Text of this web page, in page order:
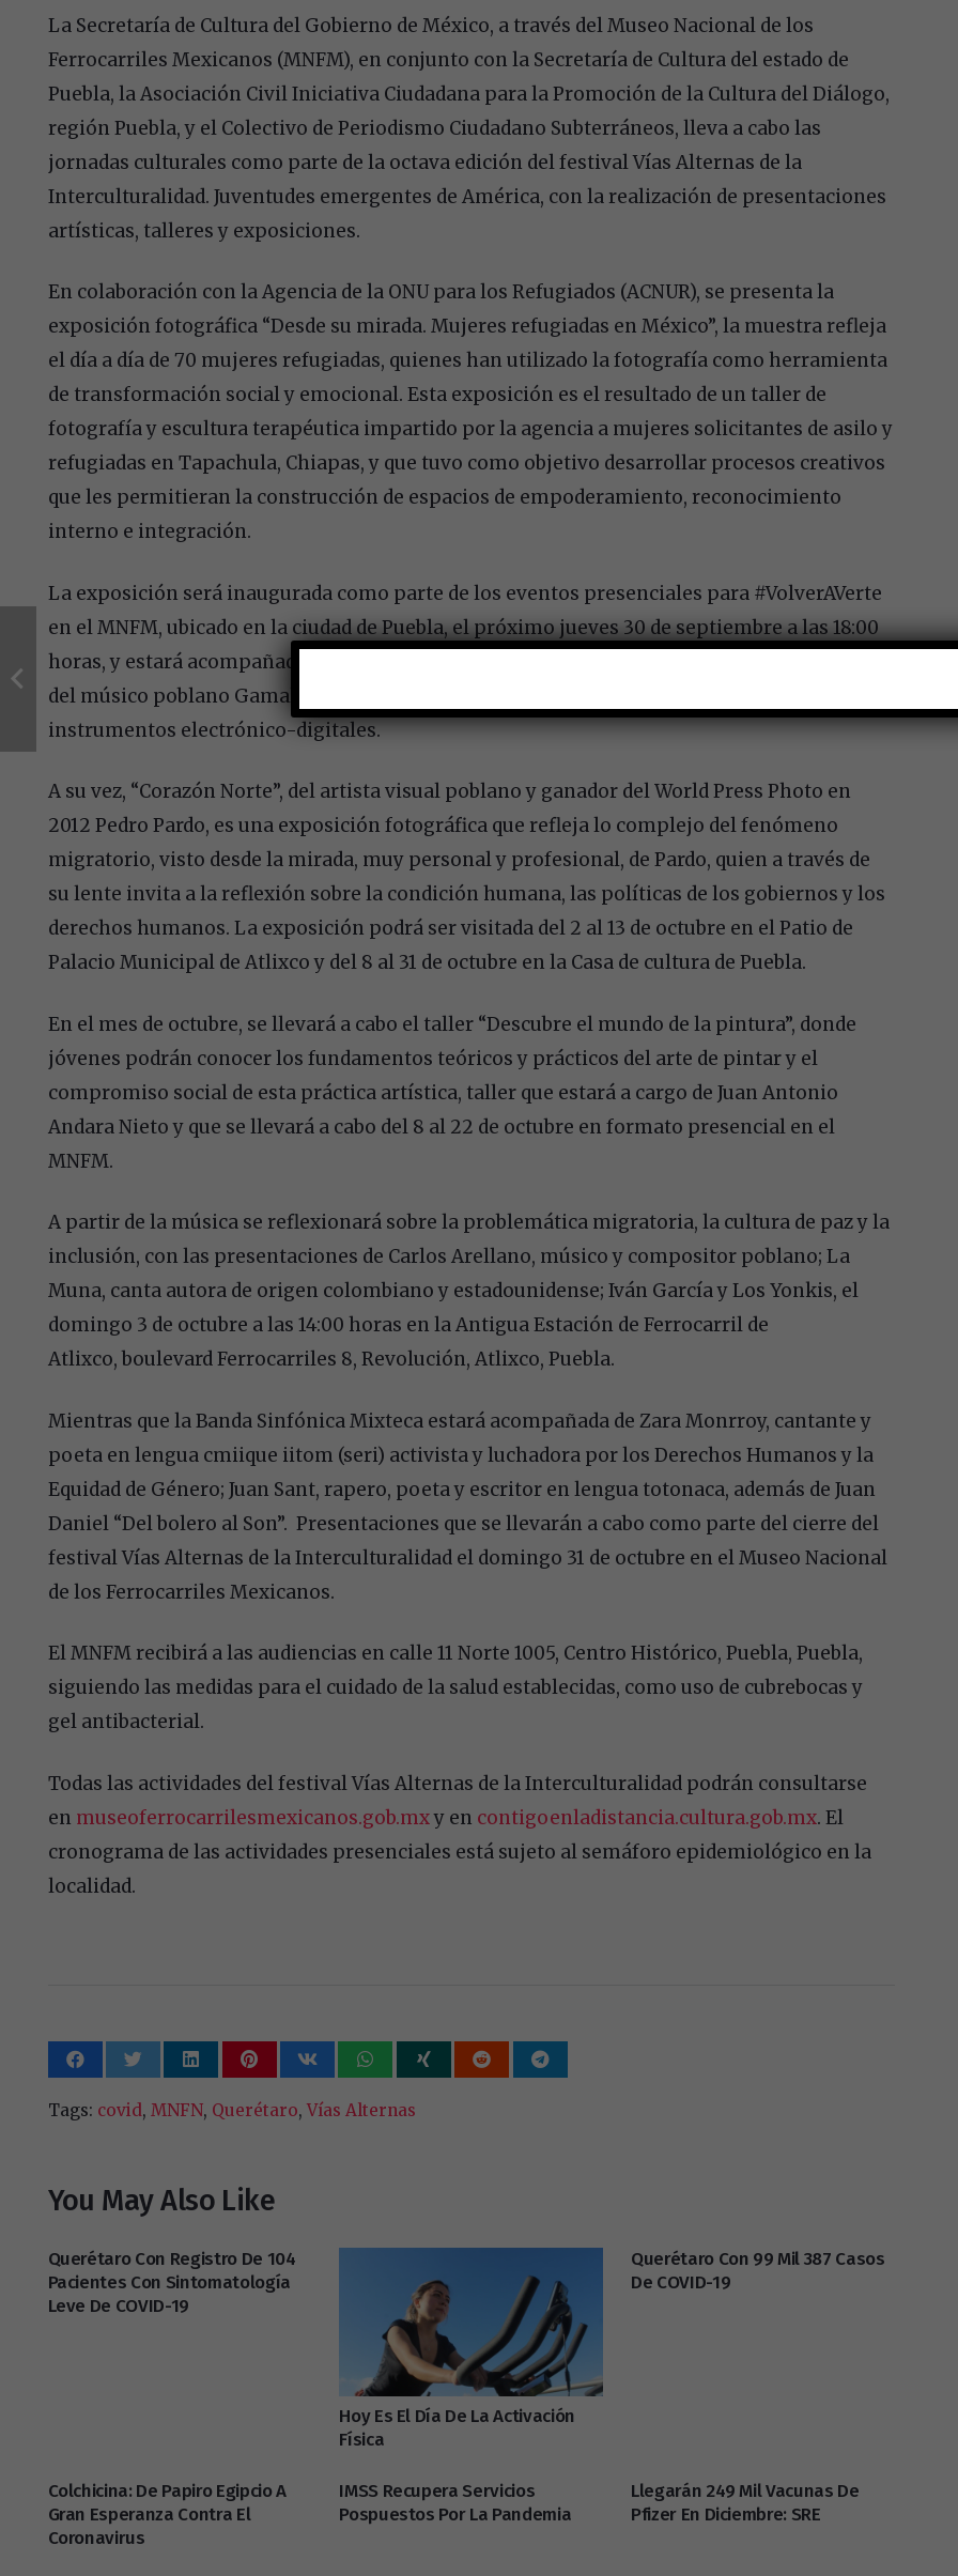
La Secretaría de Cultura del Gobierno de México, a través del Museo Nacional de los
Ferrocarriles Mexicanos (MNFM), en conjunto con la Secretaría de Cultura del estado de
Puebla, la Asociación Civil Iniciativa Ciudadana para la Promoción de la Cultura del Diálogo,
región Puebla, y el Colectivo de Periodismo Ciudadano Subterráneos, lleva a cabo las
jornadas culturales como parte de la octava edición del festival Vías Alternas de la
Interculturalidad. Juventudes emergentes de América, con la realización de presentaciones
artísticas, talleres y exposiciones.
En colaboración con la Agencia de la ONU para los Refugiados (ACNUR), se presenta la
exposición fotográfica “Desde su mirada. Mujeres refugiadas en México”, la muestra refleja
el día a día de 70 mujeres refugiadas, quienes han utilizado la fotografía como herramienta
de transformación social y emocional. Esta exposición es el resultado de un taller de
fotografía y escultura terapéutica impartido por la agencia a mujeres solicitantes de asilo y
refugiadas en Tapachula, Chiapas, y que tuvo como objetivo desarrollar procesos creativos
que les permitieran la construcción de espacios de empoderamiento, reconocimiento
interno e integración.
La exposición será inaugurada como parte de los eventos presenciales para #VolverAVerte
en el MNFM, ubicado en la ciudad de Puebla, el próximo jueves 30 de septiembre a las 18:00
horas, y estará acompañada de la presentación musical de Mexican Rare Groove, proyecto
del músico poblano Gamaliel López Torres (GammaLT), un mestizaje musical hecho con
instrumentos electrónico-digitales.
A su vez, “Corazón Norte”, del artista visual poblano y ganador del World Press Photo en
2012 Pedro Pardo, es una exposición fotográfica que refleja lo complejo del fenómeno
migratorio, visto desde la mirada, muy personal y profesional, de Pardo, quien a través de
su lente invita a la reflexión sobre la condición humana, las políticas de los gobiernos y los
derechos humanos. La exposición podrá ser visitada del 2 al 13 de octubre en el Patio de
Palacio Municipal de Atlixco y del 8 al 31 de octubre en la Casa de cultura de Puebla.
En el mes de octubre, se llevará a cabo el taller “Descubre el mundo de la pintura”, donde
jóvenes podrán conocer los fundamentos teóricos y prácticos del arte de pintar y el
compromiso social de esta práctica artística, taller que estará a cargo de Juan Antonio
Andara Nieto y que se llevará a cabo del 8 al 22 de octubre en formato presencial en el
MNFM.
A partir de la música se reflexionará sobre la problemática migratoria, la cultura de paz y la
inclusión, con las presentaciones de Carlos Arellano, músico y compositor poblano; La
Muna, canta autora de origen colombiano y estadounidense; Iván García y Los Yonkis, el
domingo 3 de octubre a las 14:00 horas en la Antigua Estación de Ferrocarril de
Atlixco, boulevard Ferrocarriles 8, Revolución, Atlixco, Puebla.
Mientras que la Banda Sinfónica Mixteca estará acompañada de Zara Monrroy, cantante y
poeta en lengua cmiique iitom (seri) activista y luchadora por los Derechos Humanos y la
Equidad de Género; Juan Sant, rapero, poeta y escritor en lengua totonaca, además de Juan
Daniel “Del bolero al Son”. Presentaciones que se llevarán a cabo como parte del cierre del
festival Vías Alternas de la Interculturalidad el domingo 31 de octubre en el Museo Nacional
de los Ferrocarriles Mexicanos.
El MNFM recibirá a las audiencias en calle 11 Norte 1005, Centro Histórico, Puebla, Puebla,
siguiendo las medidas para el cuidado de la salud establecidas, como uso de cubrebocas y
gel antibacterial.
Todas las actividades del festival Vías Alternas de la Interculturalidad podrán consultarse
en museoferrocarrilesmexicanos.gob.mxy en contigoenladistancia.cultura.gob.mx. El
cronograma de las actividades presenciales está sujeto al semáforo epidemiológico en la
localidad.
Tags: covid, MNFN, Querétaro, Vías Alternas
You May Also Like
Querétaro Con Registro De 104
Pacientes Con Sintomatología
Leve De COVID-19
Hoy Es El Día De La Activación
Física
Querétaro Con 99 Mil 387 Casos
De COVID-19
Colchicina: De Papiro Egipcio A
Gran Esperanza Contra El
Coronavirus
IMSS Recupera Servicios
Pospuestos Por La Pandemia
Llegarán 249 Mil Vacunas De
Pfizer En Diciembre: SRE